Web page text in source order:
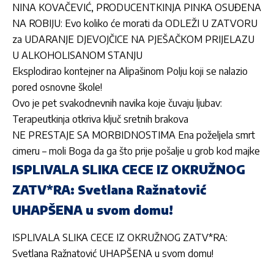
NINA KOVAČEVIĆ, PRODUCENTKINJA PINKA OSUĐENA
NA ROBIJU: Evo koliko će morati da ODLEŽI U ZATVORU
za UDARANJE DJEVOJČICE NA PJEŠAČKOM PRIJELAZU
U ALKOHOLISANOM STANJU
Eksplodirao kontejner na Alipašinom Polju koji se nalazio
pored osnovne škole!
Ovo je pet svakodnevnih navika koje čuvaju ljubav:
Terapeutkinja otkriva ključ sretnih brakova
NE PRESTAJE SA MORBIDNOSTIMA Ena poželjela smrt
cimeru – moli Boga da ga što prije pošalje u grob kod majke
ISPLIVALA SLIKA CECE IZ OKRUŽNOG
ZATV*RA: Svetlana Ražnatović
UHAPŠENA u svom domu!
ISPLIVALA SLIKA CECE IZ OKRUŽNOG ZATV*RA:
Svetlana Ražnatović UHAPŠENA u svom domu!